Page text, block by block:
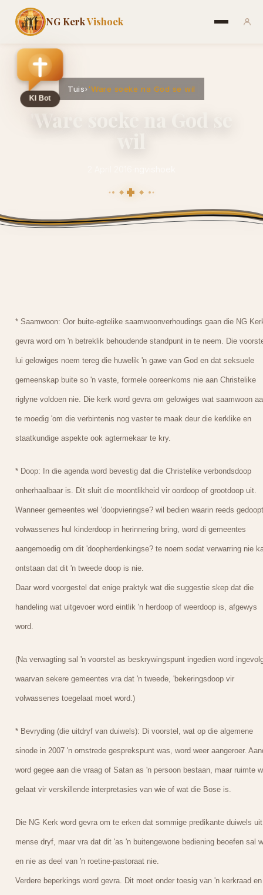
NG KerkVishoek
Tuis›'Ware soeke na God se wil
* Saamwoon: Oor buite-egtelike saamwoonverhoudings gaan die NG
gevra word om 'n betreklik behoudende standpunt in te neem. Die
lui gelowiges noem tereg die huwelik 'n gawe van God en dat seksuele
gemeenskap buite so 'n vaste, formele ooreenkoms nie aan Christelike
riglyne voldoen nie. Die kerk word gevra om gelowiges wat saamwoon
te moedig 'om die verbintenis nog vaster te maak deur die kerklike en
staatkundige aspekte ook agtermekaar te kry.
* Doop: In die agenda word bevestig dat die Christelike verbondsdoop
onherhaalbaar is. Dit sluit die moontlikheid vir oordoop of grootdoop uit.
Wanneer gemeentes wel 'doopvieringse? wil bedien waarin reeds
volwassenes hul kinderdoop in herinnering bring, word di gemeentes
aangemoedig om dit 'doopherdenkingse? te noem sodat verwarring nie
ontstaan dat dit 'n tweede doop is nie.
Daar word voorgestel dat enige praktyk wat die suggestie skep dat die
handeling wat uitgevoer word eintlik 'n herdoop of weerdoop is, afgewys
word.
(Na verwagting sal 'n voorstel as beskrywingspunt ingedien word
waarvan sekere gemeentes vra dat 'n tweede, 'bekeringsdoop vir
volwassenes toegelaat moet word.)
* Bevryding (die uitdryf van duiwels): Di voorstel, wat op die algemene
sinode in 2007 'n omstrede gesprekspunt was, word weer aangeroer.
word gegee aan die vraag of Satan as 'n persoon bestaan, maar ruimte
gelaat vir verskillende interpretasies van wie of wat die Bose is.
Die NG Kerk word gevra om te erken dat sommige predikante duiwels uit
mense dryf, maar vra dat dit 'as 'n buitengewone bediening beoefen sal
en nie as deel van 'n roetine-pastoraat nie.
Verdere beperkings word gevra. Dit moet onder toesig van 'n kerkraad en